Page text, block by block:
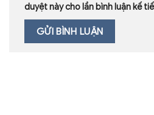
duyệt này cho lần bình luận kế